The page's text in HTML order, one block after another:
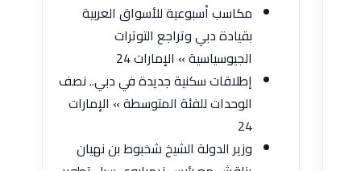
مكاسب أسبوعية للأسواق العربية
بقيادة دبي وتراجع التوترات
الجيوسياسية » الإمارات 24
إطلاقات سكنية جديدة في دبي.. نصف
الوحدات للفئة المتوسطة » الإمارات
24
وزير الدولة الشيخ شخبوط بن نهيان